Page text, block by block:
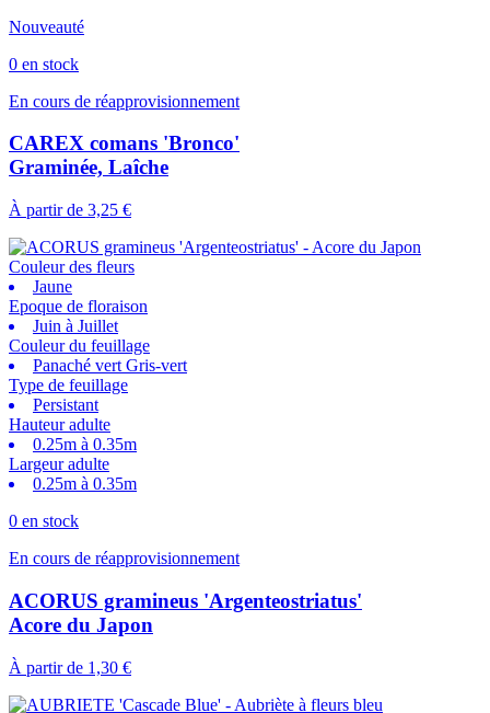
Nouveauté
0 en stock
En cours de réapprovisionnement
CAREX comans 'Bronco'
Graminée, Laîche
À partir de 3,25 €
Couleur des fleurs
Jaune
Epoque de floraison
Juin à Juillet
Couleur du feuillage
Panaché vert Gris-vert
Type de feuillage
Persistant
Hauteur adulte
0.25m à 0.35m
Largeur adulte
0.25m à 0.35m
0 en stock
En cours de réapprovisionnement
ACORUS gramineus 'Argenteostriatus'
Acore du Japon
À partir de 1,30 €